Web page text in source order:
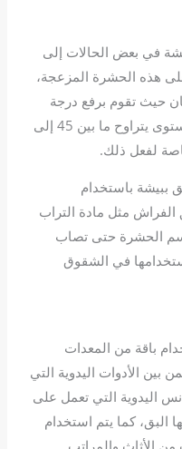
في بعض الحالات إلى
هذه الحشرة المزعجة،
حيث تقوم برفع درجة
حرارة الغرفة أو الفراش نفسه إلى مستوى يتراوح ما بين 45 إلى
ببيشة باستخدام
مثل مادة التراب
الحشرة حتى تصاب
في الشقوق
باقة من المعدات
بين الأدوات اليدوية التي
اليدوية التي تعمل على
البق، كما يتم استخدام
والمراتب